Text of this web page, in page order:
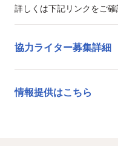
詳しくは下記リンクをご確
協力ライター募集詳細
情報提供はこちら